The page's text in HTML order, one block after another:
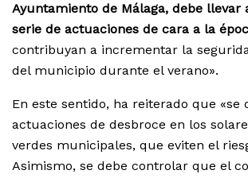
Ayuntamiento de Málaga, debe llevar
serie de actuaciones de cara a la
contribuyan a incrementar la
del municipio durante el verano».
En este sentido, ha reiterado que «se
actuaciones de desbroce en los
verdes municipales, que eviten el
Asimismo, se debe controlar que el